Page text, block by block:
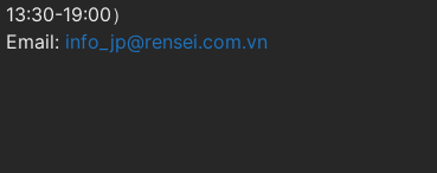
13:30-19:00）
Email: info_jp@rensei.com.vn